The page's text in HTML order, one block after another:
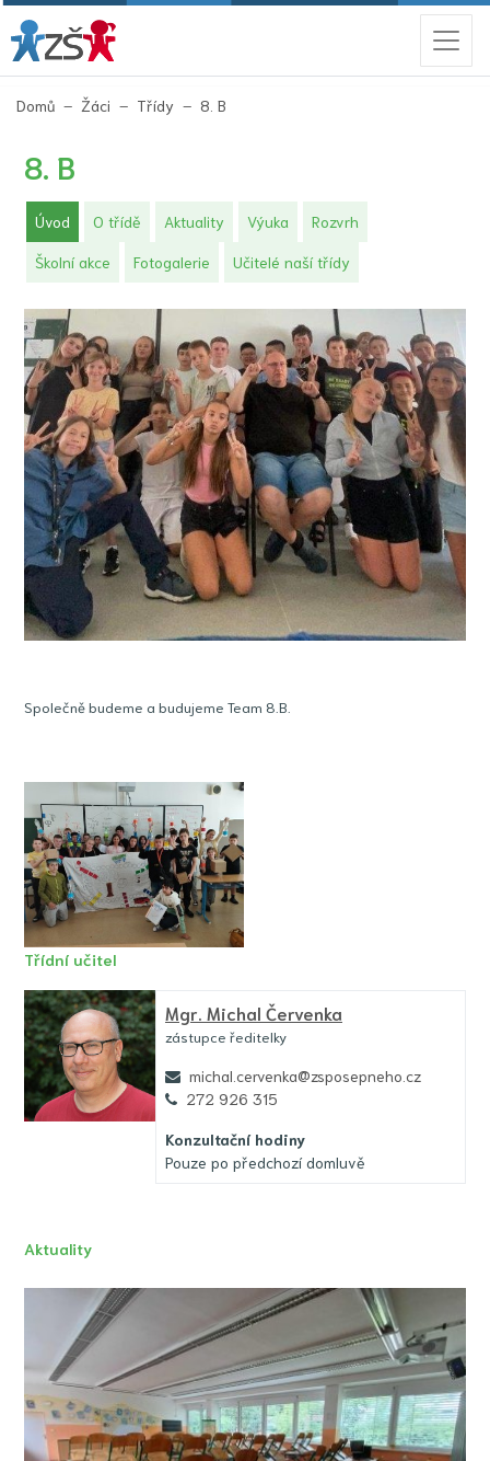
Domů Žáci Třídy 8. B
8. B
Úvod (aktuální)
O třídě Aktuality Výuka Rozvrh
Školní akce Fotogalerie Učitelé naší třídy
Společně budeme a budujeme Team 8.B.
Třídní učitel
Mgr. Michal Červenka
zástupce ředitelky
michal.cervenka@zsposepneho.cz
272 926 315
Konzultační hodiny
Pouze po předchozí domluvě
Aktuality